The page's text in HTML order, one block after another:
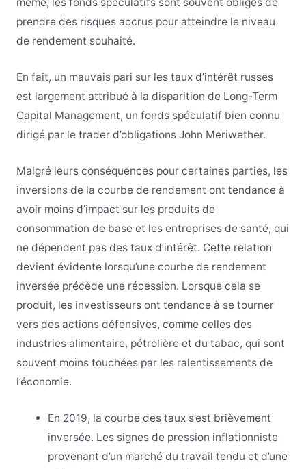
même, les fonds spéculatifs sont souvent obligés de
prendre des risques accrus pour atteindre le niveau
de rendement souhaité.
En fait, un mauvais pari sur les taux d’intérêt russes
est largement attribué à la disparition de Long-Term
Capital Management, un fonds spéculatif bien connu
dirigé par le trader d’obligations John Meriwether.
Malgré leurs conséquences pour certaines parties, les
inversions de la courbe de rendement ont tendance à
avoir moins d’impact sur les produits de
consommation de base et les entreprises de santé, qui
ne dépendent pas des taux d’intérêt. Cette relation
devient évidente lorsqu’une courbe de rendement
inversée précède une récession. Lorsque cela se
produit, les investisseurs ont tendance à se tourner
vers des actions défensives, comme celles des
industries alimentaire, pétrolière et du tabac, qui sont
souvent moins touchées par les ralentissements de
l’économie.
En 2019, la courbe des taux s’est brièvement
inversée. Les signes de pression inflationniste
provenant d’un marché du travail tendu et d’une